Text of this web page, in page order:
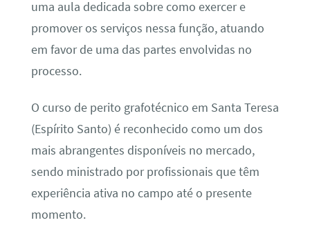
uma aula dedicada sobre como exercer e
promover os serviços nessa função, atuando
em favor de uma das partes envolvidas no
processo.
O curso de perito grafotécnico em Santa Teresa
(Espírito Santo) é reconhecido como um dos
mais abrangentes disponíveis no mercado,
sendo ministrado por profissionais que têm
experiência ativa no campo até o presente
momento.